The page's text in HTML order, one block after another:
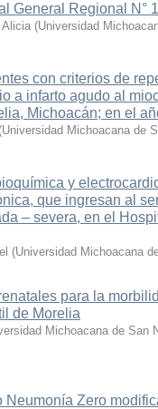
General Regional N° 1
Alicia (Universidad
con criterios de
a infarto agudo al
Michoacán; en el
(Universidad Michoacana de
y
que ingresan al
– severa, en el
(Universidad Michoacana
para la
de Morelia
Michoacana de San
Neumonía Zero